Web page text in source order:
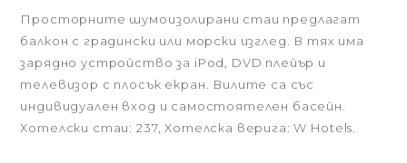
Просторните шумоизолирани стаи предлагат
балкон с градински или морски изглед. В тях има
зарядно устройство за iPod, DVD плейър и
телевизор с плосък екран. Вилите са със
индивидуален вход и самостоятелен басейн.
Хотелски стаи: 237, Хотелска верига: W Hotels.